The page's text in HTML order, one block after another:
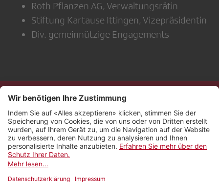
Roth Pflanzen AG, Verwaltungsrätin
Stiftung Kartause Ittingen, Vizepräsidentin
Div. gemeinnützige Engagements
Kontakt
Impressum
Rechtliches
Netiquette